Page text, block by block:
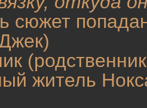
сюжет
житель